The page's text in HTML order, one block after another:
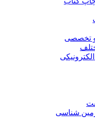
تخصصی
شناسی